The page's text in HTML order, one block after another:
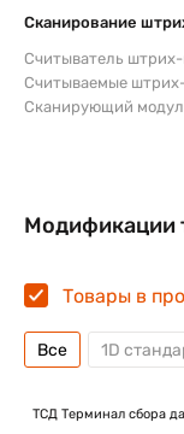
Сканирование
Считыватель
Считываемые
Сканирующий
Модификации
Товары в
Все 1D
ТСД Терминал сбора